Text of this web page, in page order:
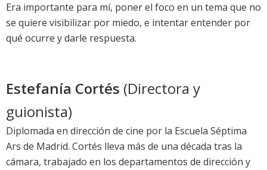
Era importante para mí, poner el foco en un tema que no
se quiere visibilizar por miedo, e intentar entender por
qué ocurre y darle respuesta.
Estefanía Cortés (Directora y
guionista)
Diplomada en dirección de cine por la Escuela Séptima
Ars de Madrid. Cortés lleva más de una década tras la
cámara, trabajado en los departamentos de dirección y